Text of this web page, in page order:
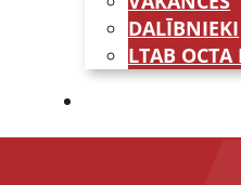
DALĪBNIEKI
LTAB